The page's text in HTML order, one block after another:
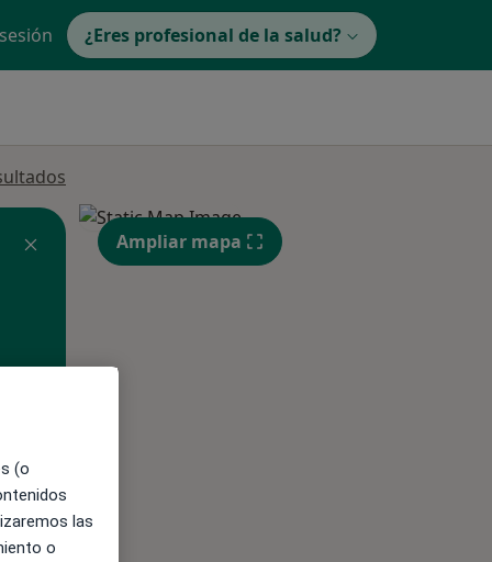
¿Eres profesional de la salud?
Ampliar mapa
(o
las
o